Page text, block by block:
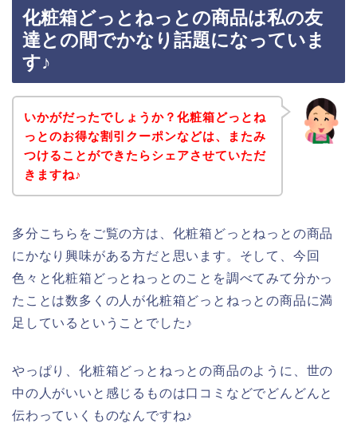
化粧箱どっとねっとの商品は私の友
達との間でかなり話題になっていま
す♪
いかがだったでしょうか？化粧箱どっとね
っとのお得な割引クーポンなどは、またみ
つけることができたらシェアさせていただ
きますね♪
多分こちらをご覧の方は、化粧箱どっとねっとの商品
にかなり興味がある方だと思います。そして、今回
色々と化粧箱どっとねっとのことを調べてみて分かっ
たことは数多くの人が化粧箱どっとねっとの商品に満
足しているということでした♪
やっぱり、化粧箱どっとねっとの商品のように、世の
中の人がいいと感じるものは口コミなどでどんどんと
伝わっていくものなんですね♪